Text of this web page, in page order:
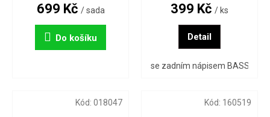
699 Kč / sada
Do košíku
399 Kč / ks
Detail
se zadním nápisem BASSANO
Kód: 018047 Kód: 160519